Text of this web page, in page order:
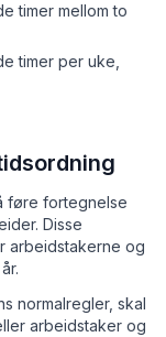
timer mellom to
timer per uke,
føre fortegnelse
Disse
arbeidstakerne og
normalregler, skal
arbeidstaker og